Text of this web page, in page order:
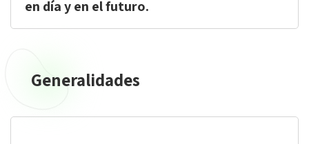
en día y en el futuro.
Generalidades
Generalidades